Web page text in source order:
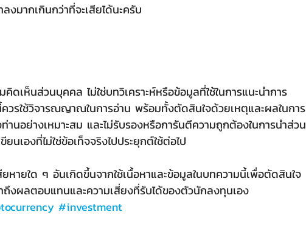
มากเกินกว่าที่จะเสียได้นะครับ
ดเห็นส่วนบุคคล ไม่ใช่บทวิเคราะห์หรือข้อมูลที่ใช้ในการแนะนำการ
รใช้วิจารณญาณในการอ่าน พร้อมทั้งตัดสินใจด้วยเหตุและผลในการ
นอย่างเหมาะสม และไม่รับรองหรือการันตีความถูกต้องในการนำส่วน
เองที่ไม่ใช่ข้อเท็จจริงไปประยุกต์ใช้ต่อไป
หายใด ๆ อันเกิดขึ้นจากใช้เนื้อหาและข้อมูลในบทความนี้เพื่อตัดสินใจ
งผลตอบแทนและความเสี่ยงที่รับได้ของตัวนักลงทุนเอง
#investment